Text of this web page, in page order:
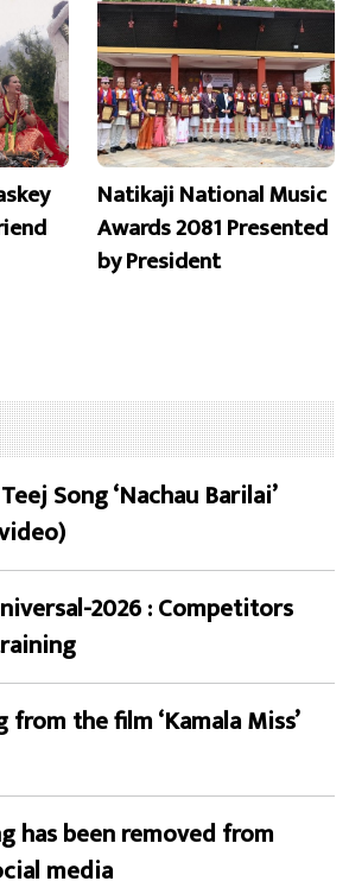
Natikaji National Music
Awards 2081 Presented
by President
Song ‘Nachau Barilai’
2026 : Competitors
the film ‘Kamala Miss’
has been removed from
media